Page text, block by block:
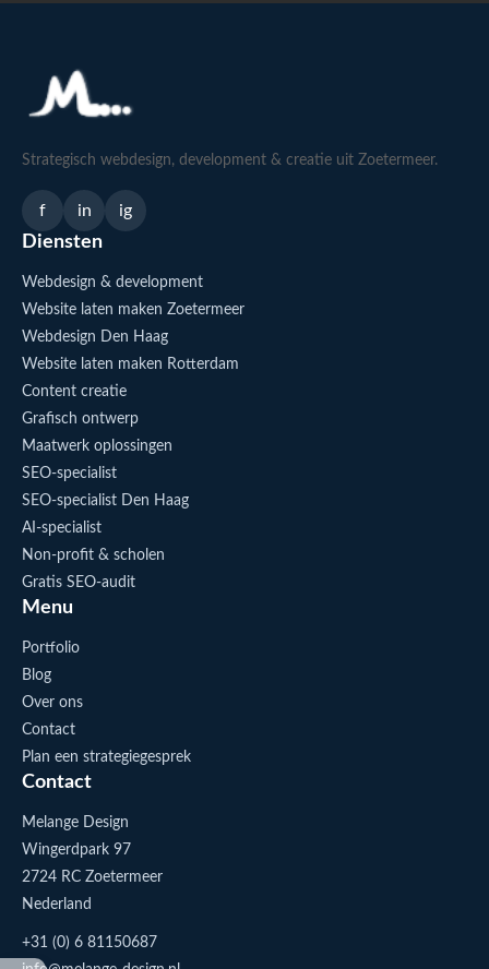
Strategisch webdesign, development & creatie uit Zoetermeer.
f in ig
Diensten
Webdesign & development
Website laten maken Zoetermeer
Webdesign Den Haag
Website laten maken Rotterdam
Content creatie
Grafisch ontwerp
Maatwerk oplossingen
SEO-specialist
SEO-specialist Den Haag
AI-specialist
Non-profit & scholen
Gratis SEO-audit
Menu
Portfolio
Blog
Over ons
Contact
Plan een strategiegesprek
Contact
Melange Design
Wingerdpark 97
2724 RC Zoetermeer
Nederland
+31 (0) 6 81150687